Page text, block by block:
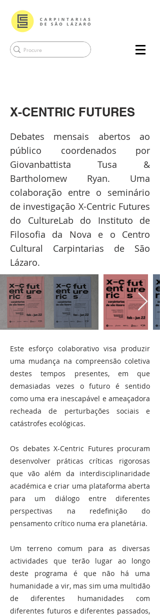
X-CENTRIC FUTURES
Debates mensais abertos ao
público coordenados por
Giovanbattista Tusa &
Bartholomew Ryan. Uma
colaboração entre o seminário
de investigação X-Centric Futures
do CultureLab do Instituto de
Filosofia da Nova e o Centro
Cultural Carpintarias de São
Lázaro.
Este esforço colaborativo visa produzir
uma mudança na compreensão coletiva
destes tempos presentes, em que
demasiadas vezes o futuro é sentido
como uma era inescapável e ameaçadora
recheada de perturbações sociais e
catástrofes ecológicas.
Os debates X-Centric Futures procuram
desenvolver práticas críticas rigorosas
que vão além da interdisciplinaridade
académica e criar uma plataforma aberta
para um diálogo entre diferentes
perspectivas na redefinição do
pensamento crítico numa era planetária.
Um terreno comum para as diversas
actividades que terão lugar ao longo
deste programa é que não há uma
humanidade a vir, mas sim uma multidão
de diferentes humanidades com
diferentes futuros e diferentes passados,